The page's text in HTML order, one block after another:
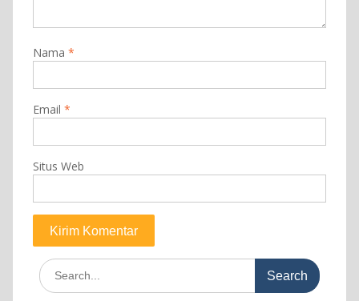
Nama *
Email *
Situs Web
Search
for: